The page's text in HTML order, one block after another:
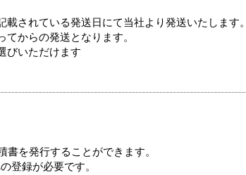
されている発送日にて当社より発送いたします。
からの発送となります。
びいただけます
を発行することができます。
登録が必要です。